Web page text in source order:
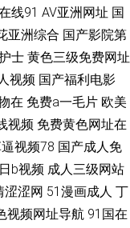
bt资源站 久久精品成人
美弟一页97 91黑丝美女
免费观看 91网页浏览器
频豆花 美女逼视频 香蕉
插 成人淫射色网 欧美A∪
线91 AV亚洲网址 国
亚洲综合 国产影院第
士 黄色三级免费网址
视频 国产福利电影
在 免费a一毛片 欧美
视频 免费黄色网址在
视频78 国产成人免
日b视频 成人三级网站
涩涩网 51漫画成人 丁
视频网址导航 91国在